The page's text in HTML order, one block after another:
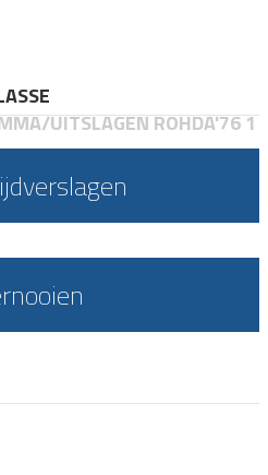
UITSLAGEN ROHDA'76 1